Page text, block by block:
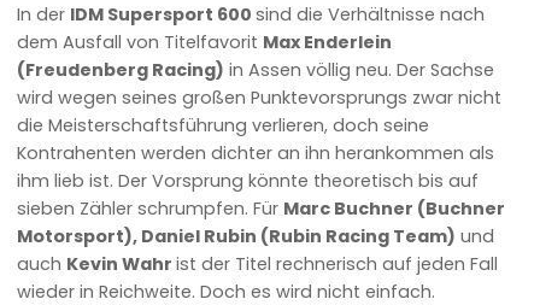
In der IDM Supersport 600sind die Verhältnisse nach
dem Ausfall von Titelfavorit Max Enderlein
(Freudenberg Racing) in Assen völlig neu. Der Sachse
wird wegen seines großen Punktevorsprungs zwar nicht
die Meisterschaftsführung verlieren, doch seine
Kontrahenten werden dichter an ihn herankommen als
ihm lieb ist. Der Vorsprung könnte theoretisch bis auf
sieben Zähler schrumpfen. Für Marc Buchner (Buchner
Motorsport), Daniel Rubin (Rubin Racing Team) und
auch Kevin Wahrist der Titel rechnerisch auf jeden Fall
wieder in Reichweite. Doch es wird nicht einfach.